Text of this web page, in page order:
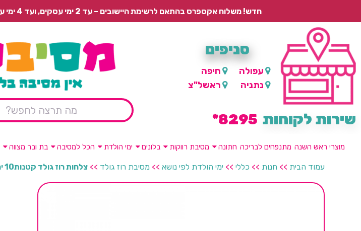
חדש! משלוח אקספרס בהתאם לרשימת היישובים – עד 2 ימי עסקים, ועד 4 ימי עסקים למוצרים ממותגים. משלוח רגיל בתשלום או איסוף עצמי חינם.
סניפים
עפולה
חיפה
נתניה
ראשל"צ
שירות לקוחות 8295*
מוצרי ראש השנה מתנפחים לבריכה חתונה מסיבת רווקות בלונים ימי הולדת הכל למסיבה בת ובר מצווה
עמוד הבית >> חנות >> כללי >> ימי הולדת לפי נושא >> מסיבת רוז גולד >> צלחות רוז גולד קטנות10 יחידות